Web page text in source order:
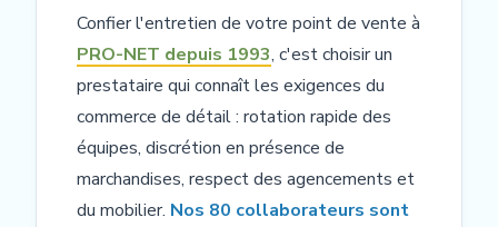
Confier l'entretien de votre point de vente à
PRO-NET depuis 1993, c'est choisir un
prestataire qui connaît les exigences du
commerce de détail : rotation rapide des
équipes, discrétion en présence de
marchandises, respect des agencements et
du mobilier. Nos 80 collaborateurs sont